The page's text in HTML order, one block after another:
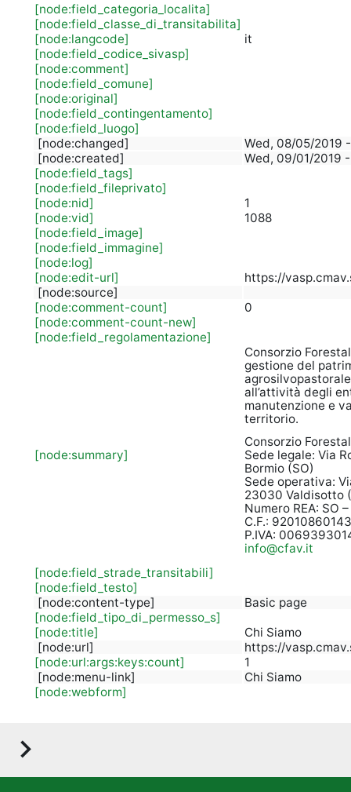
[node:field_categoria_localita]
[node:field_classe_di_transitabilita]
[node:langcode]
it
[node:field_codice_sivasp]
[node:comment]
[node:field_comune]
[node:original]
[node:field_contingentamento]
[node:field_luogo]
[node:changed]
Wed, 08/05/2019
[node:created]
Wed, 09/01/2019 -
[node:field_tags]
[node:field_fileprivato]
[node:nid]
1
[node:vid]
1088
[node:field_image]
[node:field_immagine]
[node:log]
[node:edit-url]
https://
[node:source]
[node:comment-count]
0
[node:comment-count-new]
[node:field_regolamentazione]
[node:summary]
Consorzio
gestione del
all’attività degli
manutenzione e
territorio.
Consorzio
Sede legale: Via
Bormio (SO)
Sede operativa:
23030 Valdisotto
Numero REA: SO
C.F.:
P.IVA:
info@cfav.it
[node:field_strade_transitabili]
[node:field_testo]
[node:content-type]
Basic page
[node:field_tipo_di_permesso_s]
[node:title]
Chi Siamo
[node:url]
https://
[node:url:args:keys:count]
1
[node:menu-link]
Chi Siamo
[node:webform]